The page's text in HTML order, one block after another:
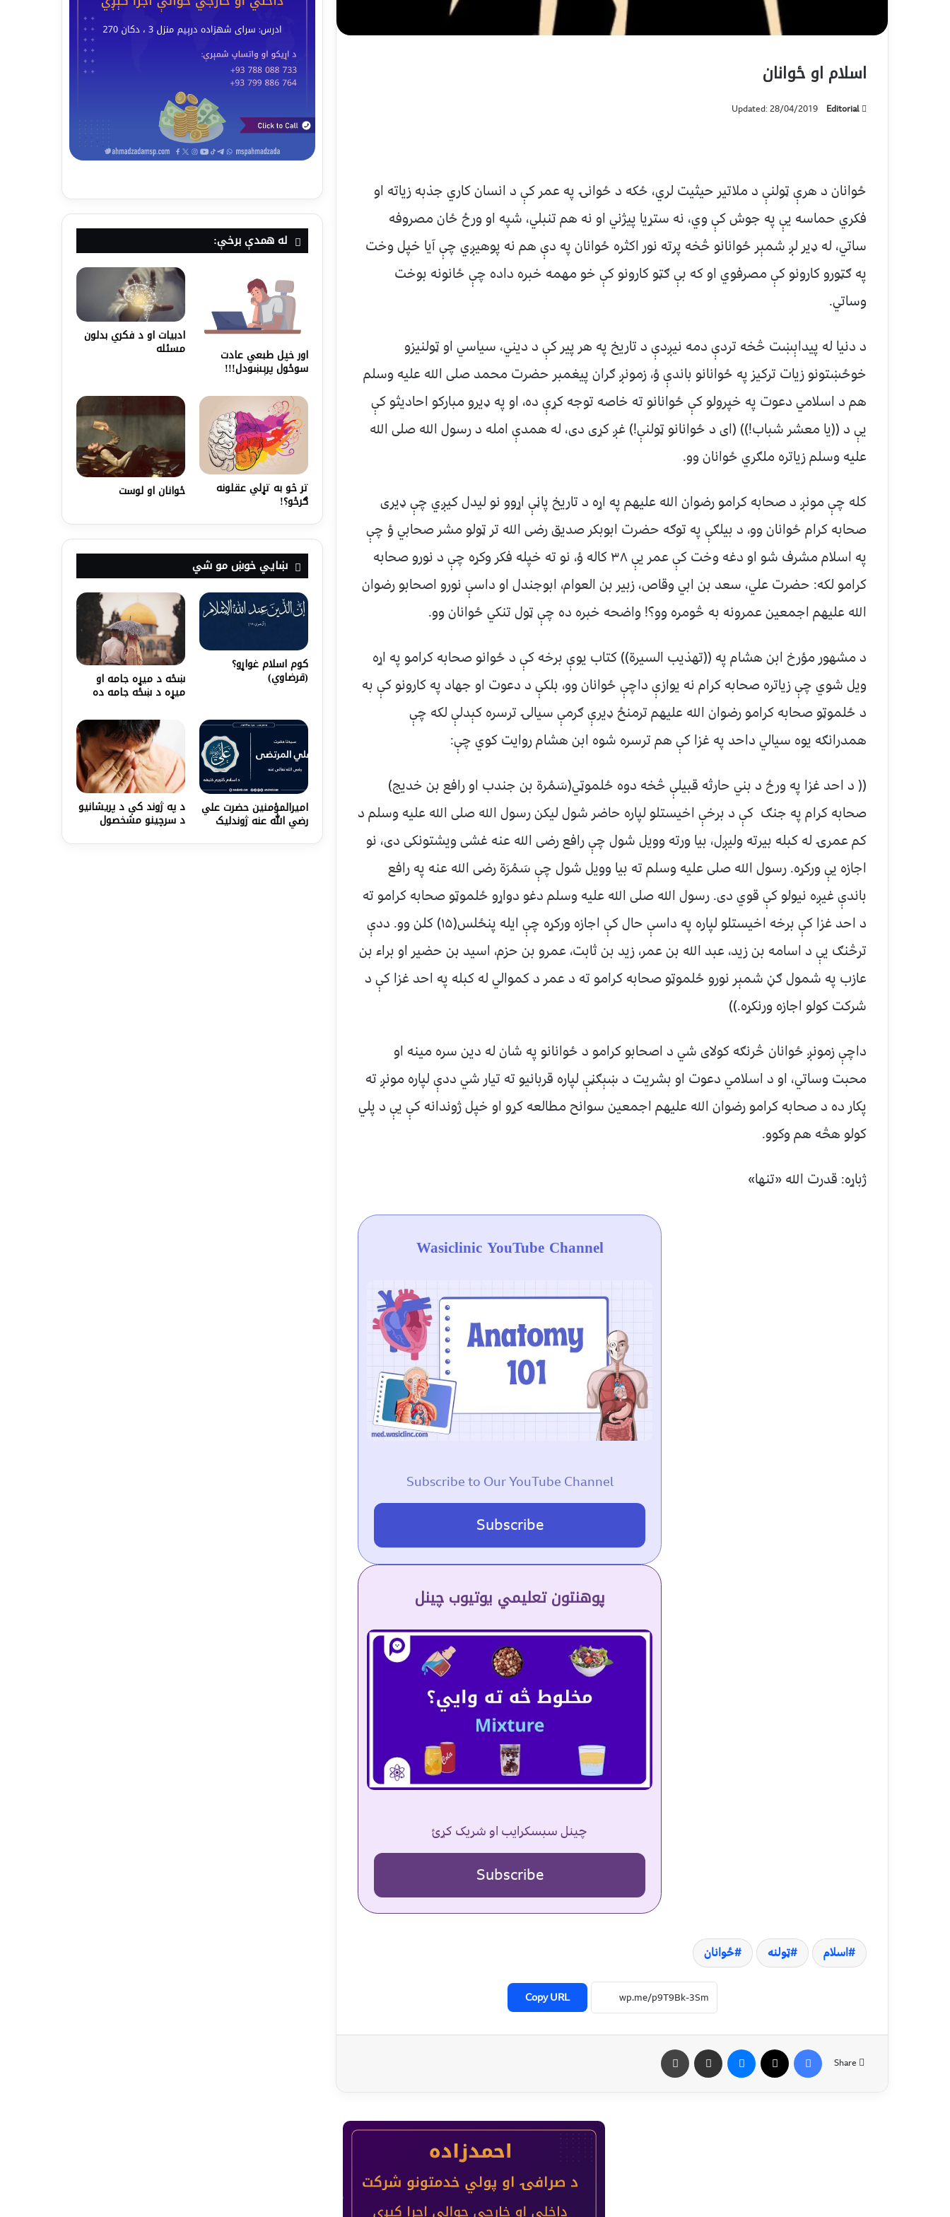
اسلام او ځوانان
Editorial
Updated: 28/04/2019
ځوانان د هرې ټولنې د ملاتیر حیثیت لري، ځکه د ځوانۍ په عمر کې د انسان کاري جذبه زیاته او
فکري حماسه یې په جوش کې وي، نه ستړیا پيژني او نه هم تنبلي، شپه او ورځ ځان مصروفه
ساتي، له ډیر لږ شمېر ځوانانو څخه پرته نور اکثره ځوانان په دې هم نه پوهیږي چې آیا خپل وخت
په ګټورو کارونو کې مصرفوي او که بې ګټو کارونو کې خو مهمه خبره داده چې ځانونه بوخت
وساتي.
د دنیا له پیداېښت څخه تردې دمه نیږدې د تاریخ په هر پير کې د دیني، سیاسي او ټولنیزو
خوځښتونو زیات ترکیز په ځوانانو باندې ؤ، زمونږ ګران پیغمبر حضرت محمد صلی الله علیه وسلم
هم د اسلامي دعوت په خپرولو کې ځوانانو ته خاصه توجه کړې ده، او په ډیرو مبارکو احادیثو کې
یې د ((یا معشر شباب!)) (ای د ځوانانو ټولنې!) غږ کړی دی، له همدې امله د رسول الله صلی الله
علیه وسلم زیاتره ملګري ځوانان وو.
کله چې مونږ د صحابه کرامو رضوان الله علیهم په اړه د تاریخ پاڼې اړوو نو لیدل کیږي چې ډیری
صحابه کرام ځوانان وو، د بیلګې په توګه حضرت ابوبکر صدیق رضی الله تر ټولو مشر صحابي ؤ چې
په اسلام مشرف شو او دغه وخت کې عمر یې ۳۸ کاله ؤ، نو ته خپله فکر وکړه چې د نورو صحابه
کرامو لکه: حضرت علي، سعد بن ابي وقاص، زبیر بن العوام، ابوجندل او داسې نورو اصحابو رضوان
الله علیهم اجمعین عمرونه به څومره وو؟! واضحه خبره ده چې ټول تنکي ځوانان وو.
د مشهور مؤرخ ابن هشام په ((تهذیب السیرة)) کتاب یوې برخه کې د ځوانو صحابه کرامو په اړه
ویل شوي چې زیاتره صحابه کرام نه یوازې داچې ځوانان وو، بلکې د دعوت او جهاد په کارونو کې به
د ځلموټو صحابه کرامو رضوان الله علیهم ترمنځ ډیرې ګرمې سیالۍ ترسره کېدلې لکه چې
همدرانګه یوه سیالي داحد په غزا کې هم ترسره شوه ابن هشام روایت کوي چې:
(( د احد غزا په ورځ د بني حارثه قبیلې څخه دوه ځلموټي(سَمُرة بن جندب او رافع بن خدیج)
صحابه کرام په جنګ کې د برخې اخیستلو لپاره حاضر شول لیکن رسول الله صلی الله علیه وسلم د
کم عمرۍ له کبله بیرته ولیږل، بیا ورته وویل شول چې رافع رضی الله عنه غشی ویشتونکی دی، نو
اجازه یې ورکړه. رسول الله صلی علیه وسلم ته بیا وویل شول چې سَمُرَة رضی الله عنه په رافع
باندې غیږه نیولو کې قوي دی. رسول الله صلی الله علیه وسلم دغو دواړو ځلموټو صحابه کرامو ته
د احد غزا کې برخه اخیستلو لپاره په داسې حال کې اجازه ورکړه چې ایله پنځلس(۱۵) کلن وو. ددې
ترڅنګ یې د اسامه بن زید، عبد الله بن عمر، زید بن ثابت، عمرو بن حزم، اسید بن حضیر او براء بن
عازب په شمول ګڼ شمېر نورو ځلموټو صحابه کرامو ته د عمر د کموالي له کبله په احد غزا کې د
شرکت کولو اجازه ورنکړه.))
داچې زمونږ ځوانان څرنګه کولای شي د اصحابو کرامو د ځوانانو په شان له دین سره مینه او
محبت وساتي، او د اسلامي دعوت او بشریت د ښېګڼې لپاره قربانیو ته تیار شي ددې لپاره مونږ ته
پکار ده د صحابه کرامو رضوان الله علیهم اجمعین سوانح مطالعه کړو او خپل ژوندانه کې یې د پلي
کولو هڅه هم وکوو.
ژباړه: قدرت الله «تنها»
Wasiclinic YouTube Channel
Subscribe to Our YouTube Channel
Subscribe
پوهنتون تعلیمي یوتیوب چینل
چینل سبسکرایب او شریک کړئ
Subscribe
اسلام ټولنه ځوانان
Copy URL
Share
له همدې برخې:
اور خپل طبعي عادت
سوځول پرېښودل!!!
ادبیات او د فکري بدلون
مسئله
تر څو به تړلي عقلونه
ګرځو؟!
ځوانان او لوست
ښايي خوښ مو شي
كوم اسلام غواړو؟
(قرضاوي) ښځه د میړه جامه او
میړه د ښځه جامه ده
امیرالمؤمنین حضرت علي
رضي الله عنه ژوندلیک
د په ژوند کې د پریشانیو
د سرچينو مشخصول